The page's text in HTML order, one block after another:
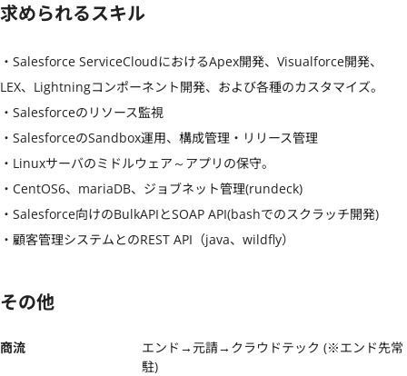
求められるスキル
・Salesforce ServiceCloudにおけるApex開発、Visualforce開発、
LEX、Lightningコンポーネント開発、および各種のカスタマイズ。
・Salesforceのリソース監視
・SalesforceのSandbox運用、構成管理・リリース管理
・Linuxサーバのミドルウェア～アプリの保守。
・CentOS6、mariaDB、ジョブネット管理(rundeck)
・Salesforce向けのBulkAPIとSOAP API(bashでのスクラッチ開発)
・顧客管理システムとのREST API（java、wildfly）
その他
商流
エンド→元請→クラウドテック (※エンド先常
駐)